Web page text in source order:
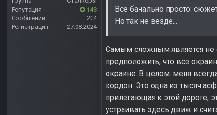
Репутация
143
Сообщений
204
Регистрация
27.08.2024
Все банально просто:
Но так не везде...
Cамым сложным является не
предположить, что все
окраине. В целом, меня
кордон. Это одна из тысяч
прилегающая к этой дороге,
устраивать здесь движ и